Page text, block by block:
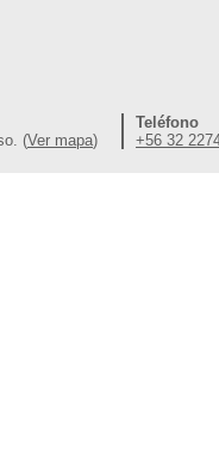
(Ver mapa)
Teléfono
+56 32